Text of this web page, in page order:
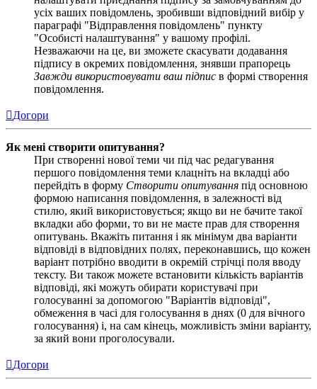
усіх ваших повідомлень, зробивши відповідний вибір у
параграфі "Відправлення повідомлень" пункту
"Особисті налаштування" у вашому профілі.
Незважаючи на це, ви зможете скасувати додавання
підпису в окремих повідомлення, знявши прапорець
Завжди використовувати ваш підпис в формі створення
повідомлення.
Догори
Як мені створити опитування?
При створенні нової теми чи під час редагування
першого повідомлення теми клацніть на вкладці або
перейдіть в форму Створити опитування під основною
формою написання повідомлення, в залежності від
стилю, який використовується; якщо ви не бачите такої
вкладки або форми, то ви не маєте прав для створення
опитувань. Вкажіть питання і як мінімум два варіанти
відповіді в відповідних полях, переконавшись, що кожен
варіант потрібно вводити в окремій стрічці поля вводу
тексту. Ви також можете встановити кількість варіантів
відповіді, які можуть обирати користувачі при
голосуванні за допомогою "Варіантів відповіді",
обмеження в часі для голосування в днях (0 для вічного
голосування) і, на сам кінець, можливість зміни варіанту,
за який вони проголосували.
Догори